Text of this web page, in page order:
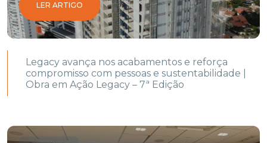
LER ARTIGO
Legacy avança nos acabamentos e reforça
compromisso com pessoas e sustentabilidade |
Obra em Ação Legacy – 7ª Edição